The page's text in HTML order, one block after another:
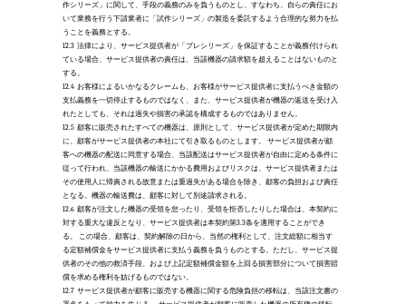
作シリーズ」に関して、手段の義務のみを負うものとし、すなわち、自らの責任にお
いて業務を行う下請業者に「試作シリーズ」の製造を委託するよう合理的な努力を払
うことを義務とする。
12.3 法律により、サービス提供者が「プレシリーズ」を保証することが義務付けられ
ている場合、サービス提供者の責任は、当該機器の請求額を超えることはないものと
する。
12.4 お客様によるいかなるクレームも、お客様がサービス提供者に支払うべき金額の
支払義務を一切停止するものではなく、また、サービス提供者が機器の返送を受け入
れたとしても、それは過失や損害の承認を構成するものではありません。
12.5 顧客に販売されたすべての機器は、原則として、サービス提供者が定めた期限内
に、顧客がサービス提供者の本社にて引き取るものとします。 サービス提供者が顧
客への機器の配送に同意する場合、当該配送はサービス提供者が自由に定める条件に
従って行われ、当該機器の輸送にかかる費用およびリスクは、サービス提供者または
その使用人に帰責される故意または重過失がある場合を除き、顧客の負担および責任
となる。機器の輸送費は、顧客に対して別途請求される。
12.6 顧客が注文した機器の受領を怠ったり、受領を拒否したりした場合は、本契約に
対する重大な違反となり、サービス提供者は本契約第3.3条を適用することができ
る。 この場合、顧客は、契約解除の日から、当然の権利として、注文総額に相当す
る定額補償金をサービス提供者に支払う義務を負うものとする。ただし、サービス提
供者のその他の救済手段、および上記定額補償金額を上回る損害部分について損害賠
償を求める権利を妨げるものではない。
12.7 サービス提供者が顧客に販売する機器に関する危険負担の移転は、当該注文書の